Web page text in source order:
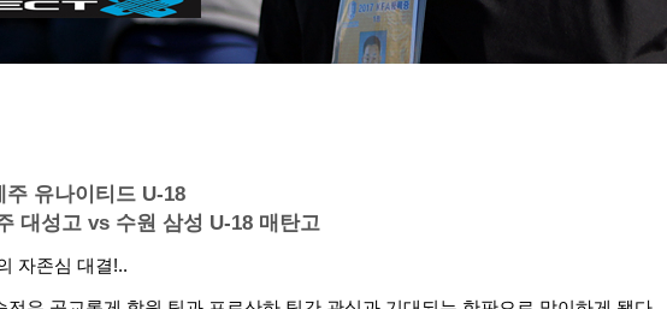
유나이티드 U-18
대성고 vs 수원 삼성 U-18 매탄고
자존심 대결!..